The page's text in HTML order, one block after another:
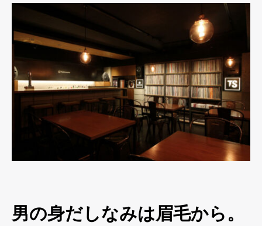
男の身だしなみは眉毛から。